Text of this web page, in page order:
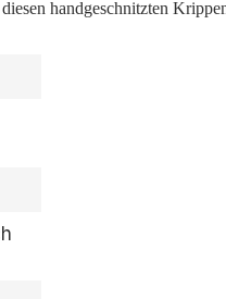
handgeschnitzten